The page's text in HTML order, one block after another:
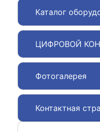
Каталог
ЦИФРОВОЙ
Фотогалерея
Контактная